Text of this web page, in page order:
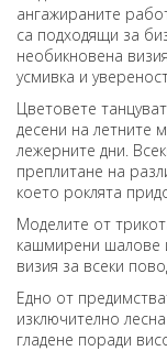
ангажираните
са подходящи за
необикновена
усмивка и
Цветовете
десени на летните
лежерните дни.
преплитане на
което роклята
Моделите от
кашмирени шалове
визия за всеки
Едно от
изключително
гладене поради